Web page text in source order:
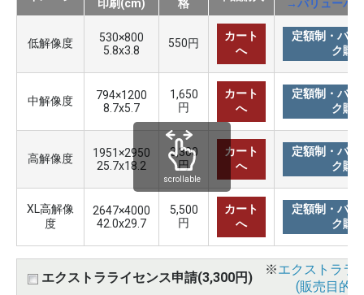
印刷(cm)
格
→バリューパ
低解像度
530×800
5.8x3.8
550円
カート
へ
定額制・バリ
ク購
中解像度
794×1200
8.7x5.7
1,650
円
カート
へ
定額制・バリ
ク購
高解像度
1951×2950
25.7x18.2
3,300
円
カート
へ
定額制・バリ
ク購
XL高解像
度
2647×4000
42.0x29.7
5,500
円
カート
へ
定額制・バリ
ク購
エクストラライセンス申請(3,300円)
※エクストララ
(販売目的
scrollable